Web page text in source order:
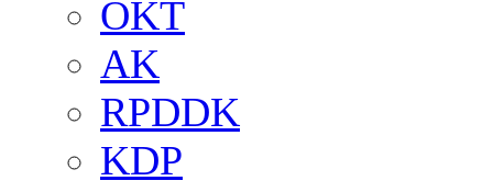
OKT
AK
RPDDK
KDP